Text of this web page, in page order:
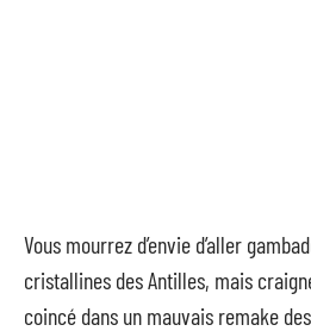
Vous mourrez d’envie d’aller
cristallines des Antilles, mais
coincé dans un mauvais remake